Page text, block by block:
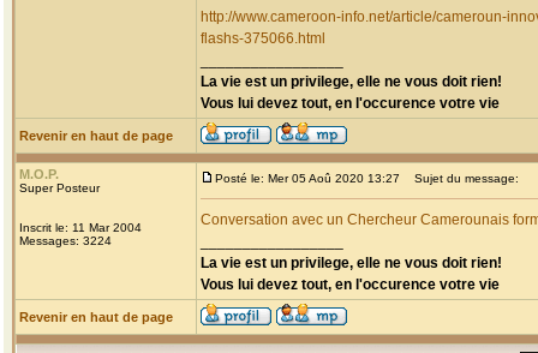
http://www.cameroon-info.net/article/cameroun-
flashs-375066.html
La vie est un privilege, elle ne vous doit rien!
Vous lui devez tout, en l'occurence votre vie
Revenir en haut de page
M.O.P.
Super Posteur
Inscrit le: 11 Mar 2004
Messages: 3224
Posté le: Mer 05 Aoû 2020 13:27 Sujet du message:
Conversation avec un Chercheur Camerounais
La vie est un privilege, elle ne vous doit rien!
Vous lui devez tout, en l'occurence votre vie
Revenir en haut de page